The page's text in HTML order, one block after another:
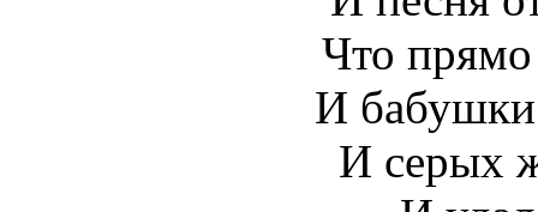
Что прямо
И
И серых